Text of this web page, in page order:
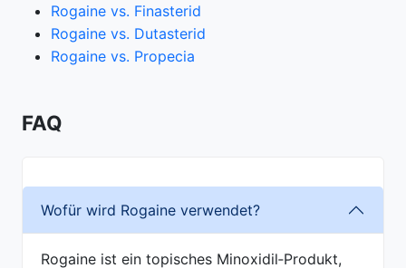
Rogaine vs. Finasterid
Rogaine vs. Dutasterid
Rogaine vs. Propecia
FAQ
Wofür wird Rogaine verwendet?
Rogaine ist ein topisches Minoxidil‑Produkt,